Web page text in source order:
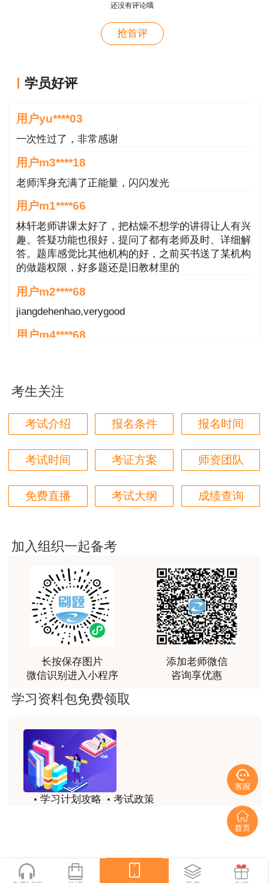
还没有评论哦
抢首评
学员好评
就是冲着林老师而来~~哈哈哈
用户47****66
用户yu****03
一次性过了，非常感谢
用户m3****18
老师浑身充满了正能量，闪闪发光
用户m1****66
林轩老师讲课太好了，把枯燥不想学的讲得让人有兴
趣。答疑功能也很好，提问了都有老师及时、详细解
答。题库感觉比其他机构的好，之前买书送了某机构
的做题权限，好多题还是旧教材里的
用户m2****68
jiangdehenhao,verygood
用户m4****68
用户m4****68
本门课程老师讲的很细致，每个章节都讲到位了。特
别是财务评价那个章节，深入浅出，强化训练，效果
用户m5****88
全网咨询考试讲课最好的老师，我们同事好几个都是
听他的课过的！
客户回复迅速，热心解答，购买体验很不错。
讲得好
用户m0****66
林老师讲得非常好！
非常好的开学破冰讲义！认真对待，无限可能!
用户c2****r6
用户m1****88
冲着林轩老师过来买的课程，没时间学，就看了冲刺
和重点资料稳稳过
用户m0****66
林轩老师大神，听老师一遍课胜过自学十遍书！
考生关注
考试介绍 报名条件 报名时间
考试时间 考证方案 师资团队
免费直播 考试大纲 成绩查询
加入组织一起备考
长按保存图片
微信识别进入小程序
添加老师微信
咨询享优惠
学习资料包免费领取
学习计划攻略
考试政策